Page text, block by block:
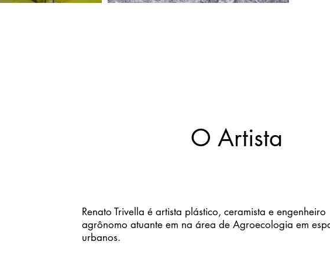
O Artista
Renato Trivella é artista plástico, ceramista e engenheiro
agrônomo atuante em na área de Agroecologia em
urbanos.